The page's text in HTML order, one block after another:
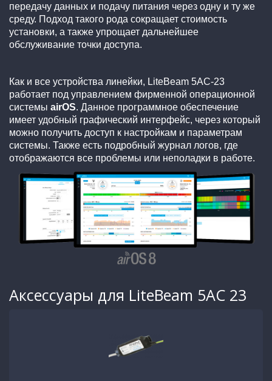
передачу данных и подачу питания через одну и ту же
среду. Подход такого рода сокращает стоимость
установки, а также упрощает дальнейшее
обслуживание точки доступа.
Как и все устройства линейки, LiteBeam 5AC-23
работает под управлением фирменной операционной
системы airOS. Данное программное обеспечение
имеет удобный графический интерфейс, через который
можно получить доступ к настройкам и параметрам
системы. Также есть подробный журнал логов, где
отображаются все проблемы или неполадки в работе.
Аксессуары для LiteBeam 5AC 23